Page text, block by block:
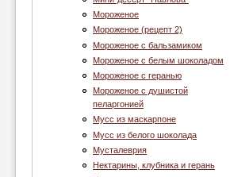
Мороженое
Мороженое (рецепт 2)
Мороженое с бальзамиком
Мороженое с белым шоколадом
Мороженое с геранью
Мороженое с душистой
пеларгонией
Муcc из маскарпоне
Мусс из белого шоколада
Мусталеврия
Нектарины, клубника и герань